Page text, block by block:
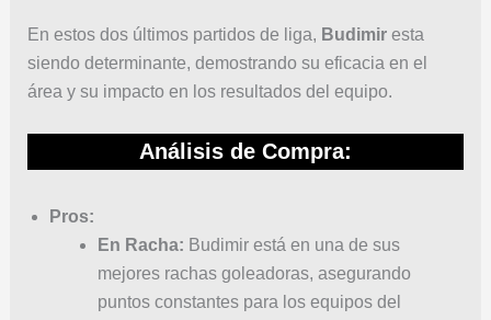
En estos dos últimos partidos de liga, Budimir esta
siendo determinante, demostrando su eficacia en el
área y su impacto en los resultados del equipo.
Análisis de Compra:
Pros:
En Racha: Budimir está en una de sus
mejores rachas goleadoras, asegurando
puntos constantes para los equipos del